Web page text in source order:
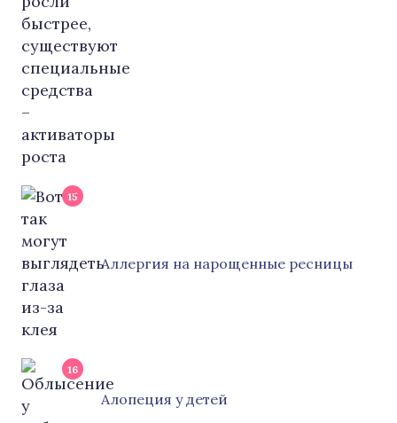
15
Аллергия на нарощенные ресницы
16
Алопеция у детей